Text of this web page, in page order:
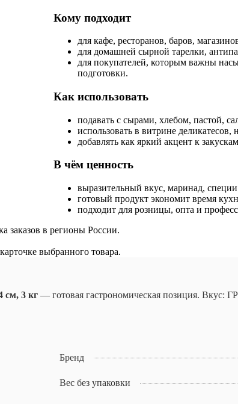
Кому подходит
для кафе, ресторанов, баров,
для домашней сырной тарелки,
для покупателей, которым важны
подготовки.
Как использовать
подавать с сырами, хлебом, пастой,
использовать в витрине
добавлять как яркий акцент к
В чём ценность
выразительный вкус, маринад, специи
готовый продукт экономит время
подходит для розницы, опта и
заказов в регионы России.
выбранного товара.
см, 3 кг — готовая гастрономическая позиция. Вкус:
Бренд
Вес без упаковки